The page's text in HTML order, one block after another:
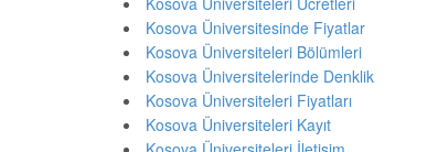
Kosova Üniversitesinde Fiyatlar
Kosova Üniversiteleri Bölümleri
Kosova Üniversitelerinde Denklik
Kosova Üniversiteleri Fiyatları
Kosova Üniversiteleri Kayıt